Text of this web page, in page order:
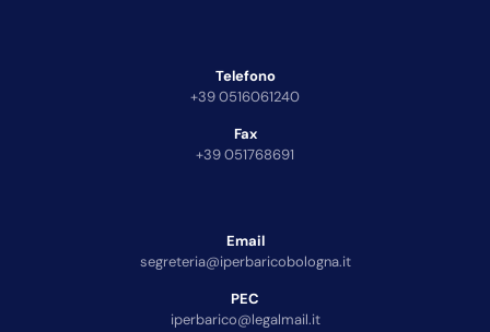
Telefono
+39 0516061240
Fax
+39 051768691
Email
segreteria@iperbaricobologna.it
PEC
iperbarico@legalmail.it